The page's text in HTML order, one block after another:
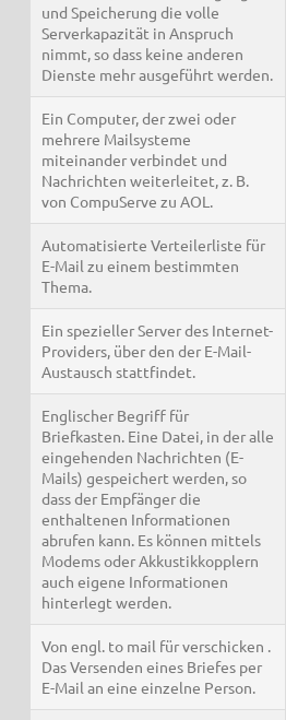
und Speicherung die volle
Serverkapazität in Anspruch
nimmt, so dass keine anderen
Dienste mehr ausgeführt werden.
Ein Computer, der zwei oder
mehrere Mailsysteme
miteinander verbindet und
Nachrichten weiterleitet, z. B.
von CompuServe zu AOL.
Automatisierte Verteilerliste für
E-Mail zu einem bestimmten
Thema.
Ein spezieller Server des Internet-
Providers, über den der E-Mail-
Austausch stattfindet.
Englischer Begriff für
Briefkasten. Eine Datei, in der alle
eingehenden Nachrichten (E-
Mails) gespeichert werden, so
dass der Empfänger die
enthaltenen Informationen
abrufen kann. Es können mittels
Modems oder Akkustikkopplern
auch eigene Informationen
hinterlegt werden.
Von engl. to mail für verschicken .
Das Versenden eines Briefes per
E-Mail an eine einzelne Person.